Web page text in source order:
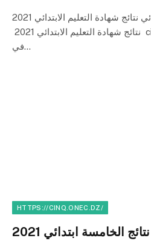
السنة الخامسة ابتدائي نتائج شهادة التعليم الابتدائي 2021 cinq
في…
HTTPS://CINQ.ONEC.DZ/